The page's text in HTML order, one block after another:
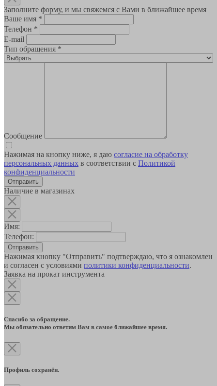
Заполните форму, и мы свяжемся с Вами в ближайшее время
Ваше имя *
Телефон *
E-mail
Тип обращения *
Сообщение
Нажимая на кнопку ниже, я даю согласие на обработку
персональных данных в соответствии с Политикой
конфиденциальности
Наличие в магазинах
Имя:
Телефон:
Отправить
Нажимая кнопку "Отправить" подтверждаю, что я ознакомлен
и согласен с условиями политики конфиденциальности.
Заявка на прокат инструмента
Спасибо за обращение.
Мы обязательно ответим Вам в самое ближайшее время.
Профиль сохранён.